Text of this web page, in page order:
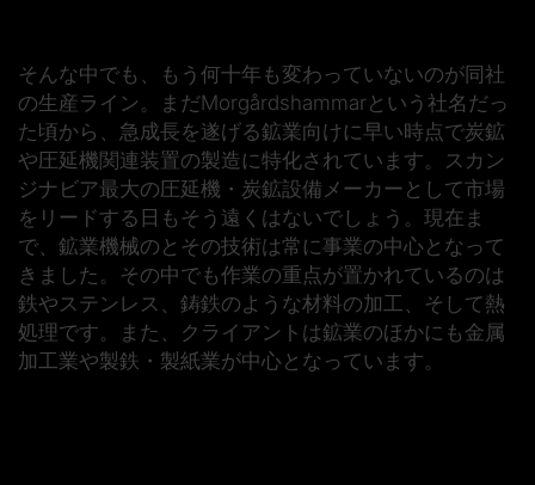
そんな中でも、もう何十年も変わっていないのが同社
の生産ライン。まだMorgårdshammarという社名だっ
た頃から、急成長を遂げる鉱業向けに早い時点で炭鉱
や圧延機関連装置の製造に特化されています。スカン
ジナビア最大の圧延機・炭鉱設備メーカーとして市場
をリードする日もそう遠くはないでしょう。現在ま
で、鉱業機械のとその技術は常に事業の中心となって
きました。その中でも作業の重点が置かれているのは
鉄やステンレス、鋳鉄のような材料の加工、そして熱
処理です。また、クライアントは鉱業のほかにも金属
加工業や製鉄・製紙業が中心となっています。